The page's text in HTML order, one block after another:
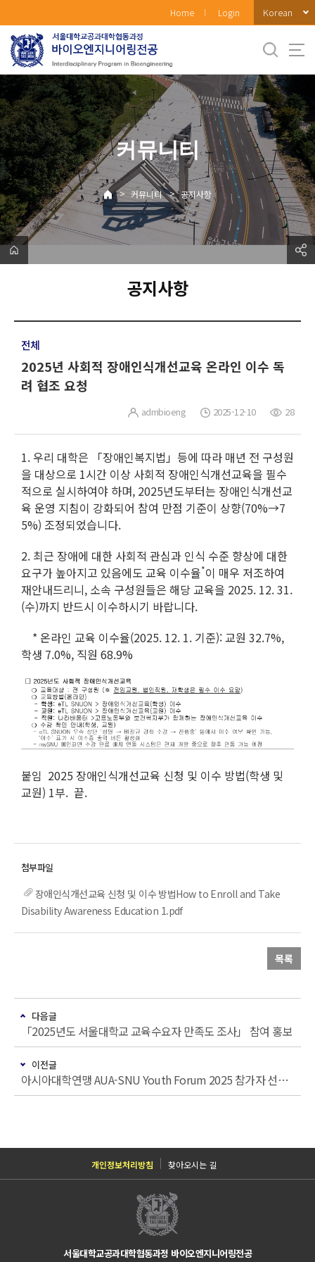
로
메
뉴
Home Login Korean
커뮤니티
> 커뮤니티 > 공지사항
공지사항
전체
2025년 사회적 장애인식개선교육 온라인 이수 독
려 협조 요청
admbioeng 2025-12-10 28
1. 우리 대학은 「장애인복지법」등에 따라 매년 전 구성원
을 대상으로 1시간 이상 사회적 장애인식개선교육을 필수
적으로 실시하여야 하며, 2025년도부터는 장애인식개선교
육 운영 지침이 강화되어 참여 만점 기준이 상향(70%→7
5%) 조정되었습니다.
2. 최근 장애에 대한 사회적 관심과 인식 수준 향상에 대한
요구가 높아지고 있음에도 교육 이수율*이 매우 저조하여
재안내드리니, 소속 구성원들은 해당 교육을 2025. 12. 31.
(수)까지 반드시 이수하시기 바랍니다.
* 온라인 교육 이수율(2025. 12. 1. 기준): 교원 32.7%,
학생 7.0%, 직원 68.9%
붙임 2025 장애인식개선교육 신청 및 이수 방법(학생 및
교원) 1부. 끝.
장애인식개선교육 신청 및 이수 방법How to Enroll and Take
Disability Awareness Education 1.pdf
목록
다음글
「2025년도 서울대학교 교육수요자 만족도 조사」 참여 홍보
이전글
아시아대학연맹 AUA-SNU Youth Forum 2025 참가자 선발 안내
개인정보처리방침 찾아오시는 길
서울대학교공과대학협동과정 바이오엔지니어링전공